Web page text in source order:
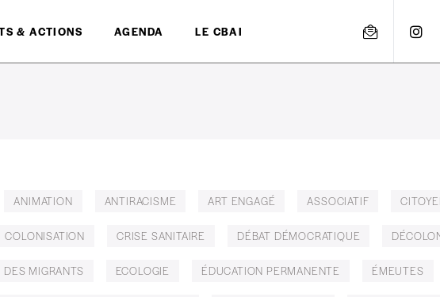
& ACTIONS AGENDA LE CBAI
ANIMATION ANTIRACISME ART ENGAGÉ ASSOCIATIF
COLONISATION CRISE SANITAIRE DÉBAT DÉMOCRATIQUE
DES MIGRANTS ECOLOGIE ÉDUCATION PERMANENTE ÉMEUTES